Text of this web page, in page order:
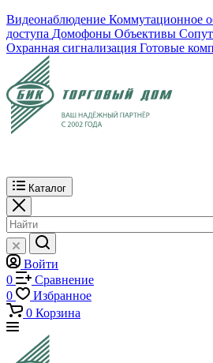
Видеонаблюдение Коммутационное
доступа Домофоны Объективы
Охранная сигнализация Готовые
Каталог
Войти
0
Сравнение
0
Избранное
0 Корзина